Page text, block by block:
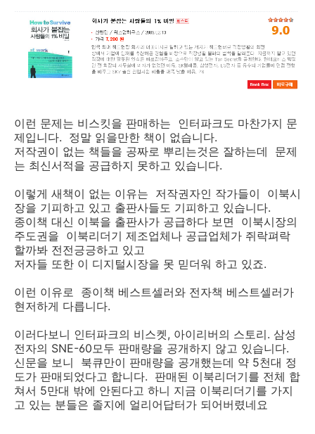
이런 문제는 비스킷을 판매하는 인터파크도 마찬가지 문
제입니다. 정말 읽을만한 책이 없습니다.
저작권이 없는 책들을 공짜로 뿌리는것은 잘하는데 문제
는 최신서적을 공급하지 못하고 있습니다.
이렇게 새책이 없는 이유는 저작권자인 작가들이 이북시
장을 기피하고 있고 출판사들도 기피하고 있습니다.
종이책 대신 이북을 출판사가 공급하다 보면 이북시장의
주도권을 이북리더기 제조업체나 공급업체가 쥐락펴락
할까봐 전전긍긍하고 있고
저자들 또한 이 디지털시장을 못 믿더워 하고 있죠.
이런 이유로 종이책 베스트셀러와 전자책 베스트셀러가
현저하게 다릅니다.
이러다보니 인터파크의 비스켓, 아이리버의 스토리. 삼성
전자의 SNE-60모두 판매량을 공개하지 않고 있습니다.
신문을 보니 북큐만이 판매량을 공개했는데 약 5천대 정
도가 판매되었다고 합니다. 판매된 이북리더기를 전체 합
쳐서 5만대 밖에 안된다고 하니 지금 이북리더기를 가지
고 있는 분들은 졸지에 얼리어답터가 되어버렸네요